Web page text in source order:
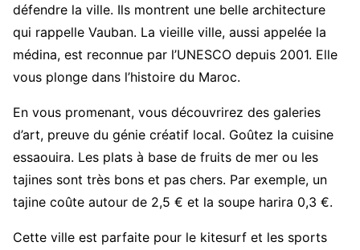
défendre la ville. Ils montrent une belle architecture
qui rappelle Vauban. La vieille ville, aussi appelée la
médina, est reconnue par l’UNESCO depuis 2001. Elle
vous plonge dans l’histoire du Maroc.
En vous promenant, vous découvrirez des galeries
d’art, preuve du génie créatif local. Goûtez la cuisine
essaouira. Les plats à base de fruits de mer ou les
tajines sont très bons et pas chers. Par exemple, un
tajine coûte autour de 2,5 € et la soupe harira 0,3 €.
Cette ville est parfaite pour le kitesurf et les sports